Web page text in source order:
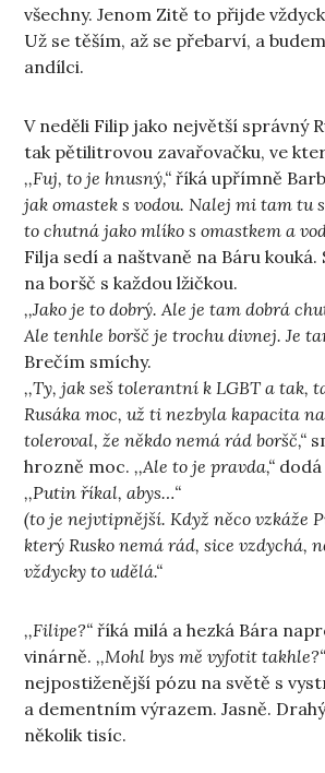
všechny. Jenom Zitě to přijde
Už se těším, až se přebarví, a
andílci.
V neděli Filip jako největší správný
tak pětilitrovou zavařovačku, ve
,,Fuj, to je hnusný,“říká upřímně
jak omastek s vodou. Nalej mi tam tu
to chutná jako mlíko s omastkem a
Filja sedí a naštvaně na Báru
na boršč s každou lžičkou.
,,Jako je to dobrý. Ale je tam dobrá
Ale tenhle boršč je trochu divnej. Je
Brečím smíchy.
,,Ty, jak seš tolerantní k LGBT a tak,
Rusáka moc, už ti nezbyla kapacita
toleroval, že někdo nemá rád boršč,“
hrozně moc. ,,Ale to je pravda,“ dodá
,,Putin říkal, abys…“
(to je nejvtipnější. Když něco vzkáže
který Rusko nemá rád, sice vzdychá,
vždycky to udělá.“
,,Filipe?“ říká milá a hezká Bára
vinárně. ,,Mohl bys mě vyfotit takhle?“
nejpostiženější pózu na světě s
a dementním výrazem. Jasně.
několik tisíc.